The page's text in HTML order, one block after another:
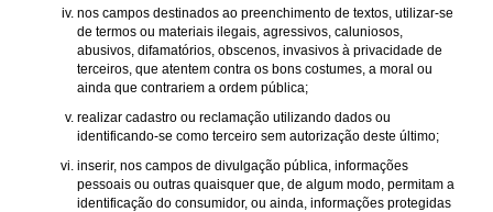
nos campos destinados ao preenchimento de textos, utilizar-se
de termos ou materiais ilegais, agressivos, caluniosos,
abusivos, difamatórios, obscenos, invasivos à privacidade de
terceiros, que atentem contra os bons costumes, a moral ou
ainda que contrariem a ordem pública;
realizar cadastro ou reclamação utilizando dados ou
identificando-se como terceiro sem autorização deste último;
inserir, nos campos de divulgação pública, informações
pessoais ou outras quaisquer que, de algum modo, permitam a
identificação do consumidor, ou ainda, informações protegidas